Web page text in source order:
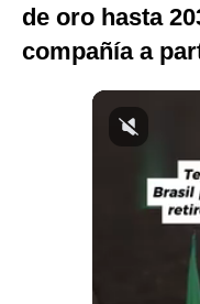
de oro hasta
compañía a